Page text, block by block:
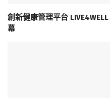
創新健康管理平台
幕